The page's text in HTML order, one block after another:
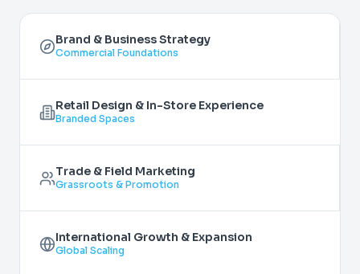
Brand & Business Strategy
Commercial Foundations
Retail Design & In-Store Experience
Branded Spaces
Trade & Field Marketing
Grassroots & Promotion
International Growth & Expansion
Global Scaling